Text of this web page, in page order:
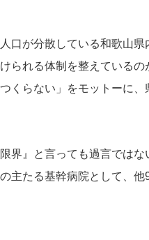
口が分散している和歌山県
られる体制を整えているの
くらない」をモットーに、
界』と言っても過言ではな
主たる基幹病院として、他